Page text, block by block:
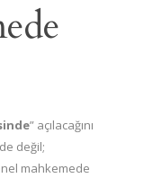
” açılacağını
değil;
mahkemede